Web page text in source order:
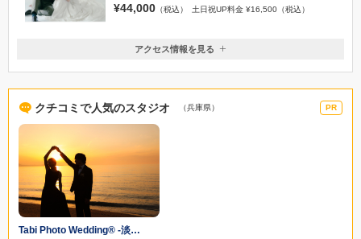
¥44,000 （税込） 土日祝UP料金 ¥16,500（税込）
兵庫県神戸市中央区海岸通3 シップ神戸海岸ビル1F
駅 1番出口より徒歩4分
アクセス情報を見る
クチコミで人気のスタジオ （兵庫県） PR
Tabi Photo Wedding®︎ -淡…